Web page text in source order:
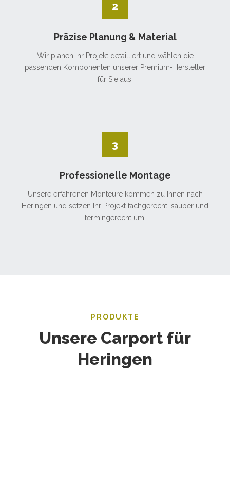
2
Präzise Planung & Material
Wir planen Ihr Projekt detailliert und wählen die
passenden Komponenten unserer Premium-Hersteller
für Sie aus.
3
Professionelle Montage
Unsere erfahrenen Monteure kommen zu Ihnen nach
Heringen und setzen Ihr Projekt fachgerecht, sauber und
termingerecht um.
PRODUKTE
Unsere Carport für
Heringen